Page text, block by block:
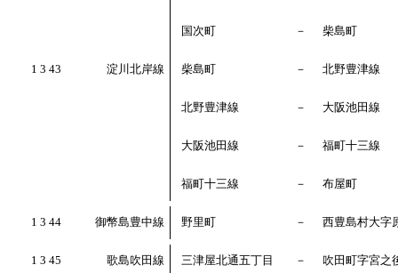
1 3 43 淀川北岸線
国次町 － 柴島町
柴島町 － 北野豊津線
北野豊津線 － 大阪池田線
大阪池田線 － 福町十三線
福町十三線 － 布屋町
1 3 44 御幣島豊中線 野里町 － 西豊島村大字
1 3 45 歌島吹田線 三津屋北通五丁目 － 吹田町字宮之